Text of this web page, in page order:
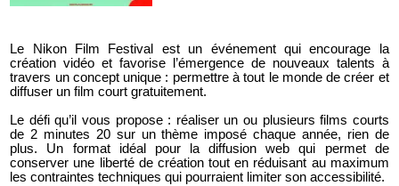
Le Nikon Film Festival est un événement qui encourage la
création vidéo et favorise l’émergence de nouveaux talents à
travers un concept unique : permettre à tout le monde de créer et
diffuser un film court gratuitement.
Le défi qu’il vous propose : réaliser un ou plusieurs films courts
de 2 minutes 20 sur un thème imposé chaque année, rien de
plus. Un format idéal pour la diffusion web qui permet de
conserver une liberté de création tout en réduisant au maximum
les contraintes techniques qui pourraient limiter son accessibilité.